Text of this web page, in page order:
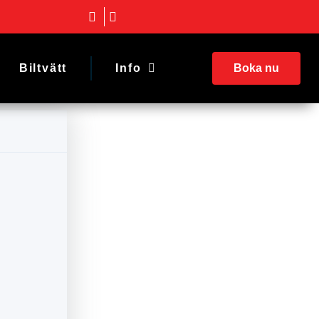
Biltvätt Info Boka nu